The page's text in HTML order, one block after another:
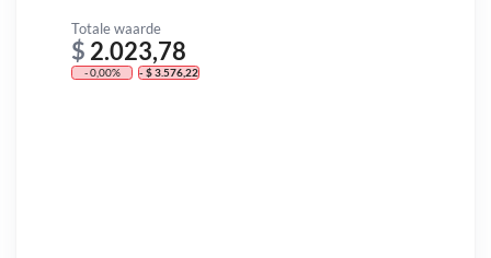
Totale waarde
$ 2.023,78
- 0,00% - $ 3.576,22